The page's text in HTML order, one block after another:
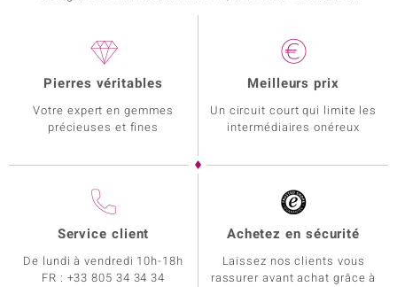
Pierres véritables
Votre expert en gemmes
précieuses et fines
Meilleurs prix
Un circuit court qui limite les
intermédiaires onéreux
Service client
De lundi à vendredi 10h-18h
FR : +33 805 34 34 34
Achetez en sécurité
Laissez nos clients vous
rassurer avant achat grâce à